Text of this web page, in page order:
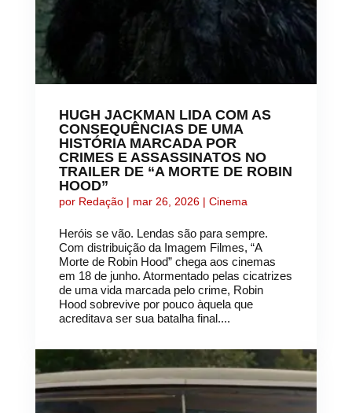
HUGH JACKMAN LIDA COM AS
CONSEQUÊNCIAS DE UMA
HISTÓRIA MARCADA POR
CRIMES E ASSASSINATOS NO
TRAILER DE “A MORTE DE ROBIN
HOOD”
por Redação| mar 26, 2026| Cinema
Heróis se vão. Lendas são para sempre.
Com distribuição da Imagem Filmes, “A
Morte de Robin Hood” chega aos cinemas
em 18 de junho. Atormentado pelas cicatrizes
de uma vida marcada pelo crime, Robin
Hood sobrevive por pouco àquela que
acreditava ser sua batalha final....